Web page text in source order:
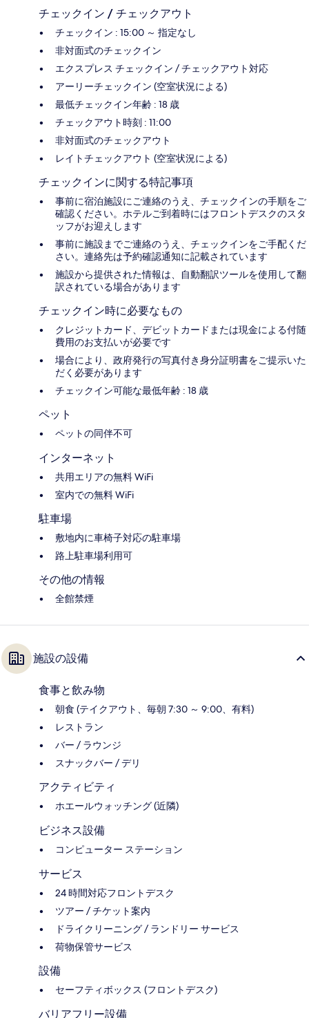
チェックイン / チェックアウト
チェックイン : 15:00 ～ 指定なし
非対面式のチェックイン
エクスプレス チェックイン / チェックアウト対応
アーリーチェックイン (空室状況による)
最低チェックイン年齢 : 18 歳
チェックアウト時刻 : 11:00
非対面式のチェックアウト
レイトチェックアウト (空室状況による)
チェックインに関する特記事項
事前に宿泊施設にご連絡のうえ、チェックインの手順をご
確認ください。ホテルご到着時にはフロントデスクのスタ
ッフがお迎えします
事前に施設までご連絡のうえ、チェックインをご手配くだ
さい。連絡先は予約確認通知に記載されています
施設から提供された情報は、自動翻訳ツールを使用して翻
訳されている場合があります
チェックイン時に必要なもの
クレジットカード、デビットカードまたは現金による付随
費用のお支払いが必要です
場合により、政府発行の写真付き身分証明書をご提示いた
だく必要があります
チェックイン可能な最低年齢 : 18 歳
ペット
ペットの同伴不可
インターネット
共用エリアの無料 WiFi
室内での無料 WiFi
駐車場
敷地内に車椅子対応の駐車場
路上駐車場利用可
その他の情報
全館禁煙
施設の設備
食事と飲み物
朝食 (テイクアウト、毎朝 7:30 ～ 9:00、有料)
レストラン
バー / ラウンジ
スナックバー / デリ
アクティビティ
ホエールウォッチング (近隣)
ビジネス設備
コンピューター ステーション
サービス
24 時間対応フロントデスク
ツアー / チケット案内
ドライクリーニング / ランドリー サービス
荷物保管サービス
設備
セーフティボックス (フロントデスク)
バリアフリー設備